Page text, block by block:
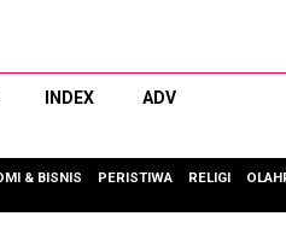
INDEX ADV
& BISNIS PERISTIWA RELIGI